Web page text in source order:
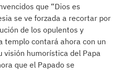
que “Dios es
se ve forzada a recortar por
de los opulentos y
templo contará ahora con un
visión humorística del Papa
que el Papado se